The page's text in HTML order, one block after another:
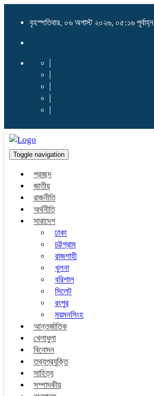
বৃহস্পতিবার, ০৬ অগাস্ট ২০২৬, ০৫:১৬ পূর্বাহ্ন
Toggle navigation
প্রচ্ছদ
জাতীয়
রাজনীতি
অর্থনীতি
সারাদেশ
ঢাকা
চট্টগ্রাম
রাজশাহী
খুলনা
বরিশাল
সিলেট
রংপুর
ময়মনসিংহ
আন্তর্জাতিক
খেলাধুলা
বিনোদন
তথ্যপ্রযুক্তি
সাহিত্য
সম্পাদকীয়